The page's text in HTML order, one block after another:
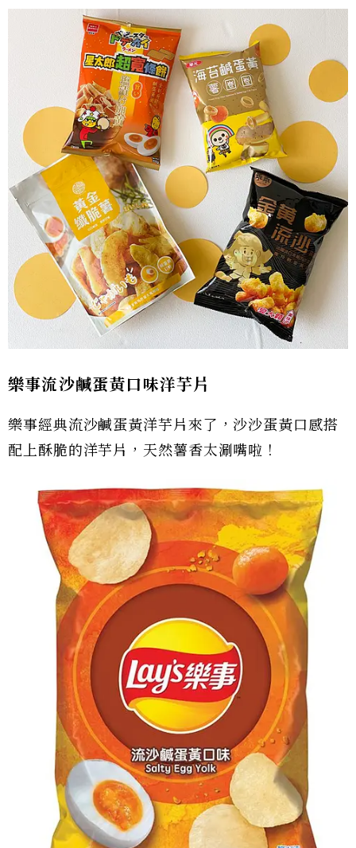
樂事流沙鹹蛋黃口味洋芋片
樂事經典流沙鹹蛋黃洋芋片來了，沙沙蛋黃口感搭
配上酥脆的洋芋片，天然薯香太涮嘴啦！